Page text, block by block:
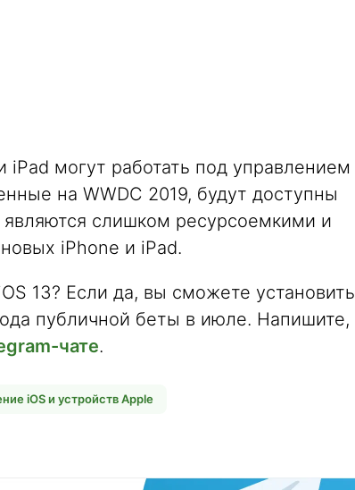
могут работать под управлением
на WWDC 2019, будут доступны
слишком ресурсоемкими и
iPhone и iPad.
13? Если да, вы сможете установить
публичной беты в июле. Напишите,
чате.
iOS и устройств Apple